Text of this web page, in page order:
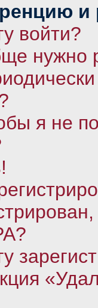
и
войти?
нужно
я не